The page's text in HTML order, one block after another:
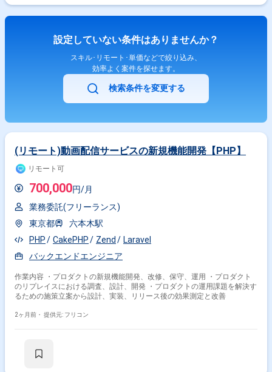
設定していない条件はありませんか？
スキル･リモート･単価などで絞り込み、
効率よく案件を探せます。
検索条件を変更する
(リモート)動画配信サービスの新規機能開発【PHP】
リモート可
700,000円/月
業務委託(フリーランス)
東京都
六本木駅
PHP
CakePHP Zend
Laravel
バックエンドエンジニア
作業内容 ・プロダクトの新規機能開発、改修、保守、運用 ・プロダクト
のリプレイスにおける調査、設計、開発 ・プロダクトの運用課題を解決す
るための施策立案から設計、実装、リリース後の効果測定と改善
2ヶ月前・ 提供元: フリコン